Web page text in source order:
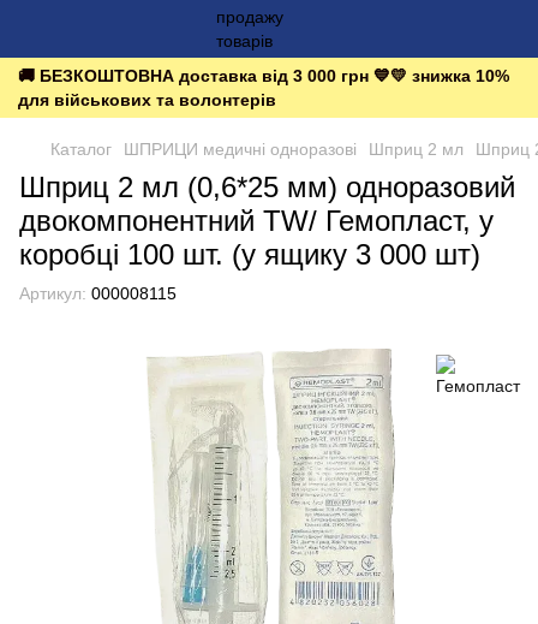
🚚 БЕЗКОШТОВНА доставка від 3 000 грн 💙💛 знижка 10%
для військових та волонтерів
Каталог ШПРИЦИ медичні одноразові Шприц 2 мл Шприц
Шприц 2 мл (0,6*25 мм) одноразовий
двокомпонентний TW/ Гемопласт, у
коробці 100 шт. (у ящику 3 000 шт)
Артикул: 000008115